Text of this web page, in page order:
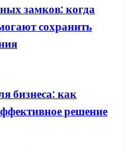
замков: когда
сохранить
бизнеса: как
решение